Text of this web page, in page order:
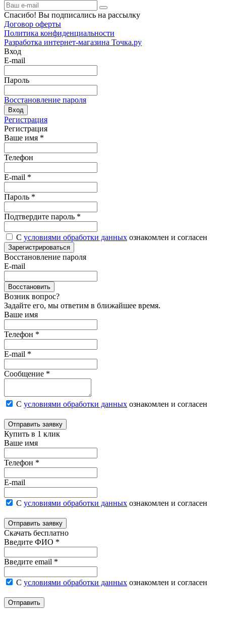
Спасибо! Вы подписались на рассылку
Договор оферты
Политика конфиденциальности
Разработка интернет-магазина Точка.ру
Вход
E-mail
Пароль
Восстановление пароля
Вход
Регистрация
Регистрация
Ваше имя *
Телефон
E-mail *
Пароль *
Подтвердите пароль *
С условиями обработки данных ознакомлен и согласен
Зарегистрироваться
Восстановление пароля
E-mail
Восстановить
Возник вопрос?
Задайте его, мы ответим в ближайшее время.
Ваше имя
Телефон *
E-mail *
Сообщение *
С условиями обработки данных ознакомлен и согласен
Отправить заявку
Купить в 1 клик
Ваше имя
Телефон *
E-mail
С условиями обработки данных ознакомлен и согласен
Отправить заявку
Скачать бесплатно
Введите ФИО *
Введите email *
С условиями обработки данных ознакомлен и согласен
Отправить